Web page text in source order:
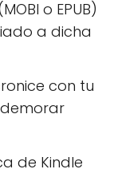
o EPUB)
a dicha
con tu
de Kindle